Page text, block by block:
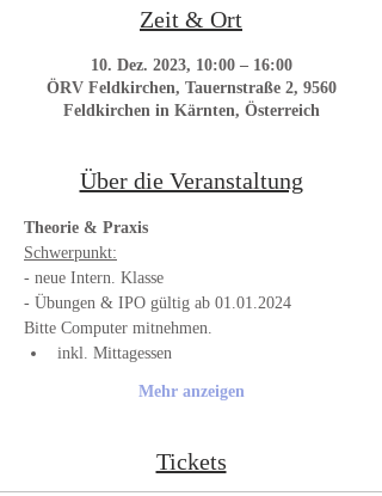
Zeit & Ort
10. Dez. 2023, 10:00 – 16:00
ÖRV Feldkirchen, Tauernstraße 2, 9560
Feldkirchen in Kärnten, Österreich
Über die Veranstaltung
Theorie & Praxis
Schwerpunkt:
- neue Intern. Klasse
- Übungen & IPO gültig ab 01.01.2024
Bitte Computer mitnehmen.
inkl. Mittagessen
Mehr anzeigen
Tickets